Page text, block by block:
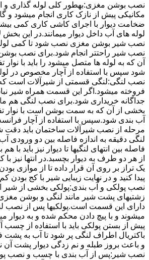
نصب بوشن مغزی:بهطور کلی لوله گذاری و
مکانیکی پیش از نازک کاری انجام میشود و
ضخامت دیوار با اجرای کاشی کاری کمی
لوله های آب داخل دیوار میمانند.در این
نصب شیر بوشن مغزی نصب شود تا کمی لوله
نصب شیر راحتتر انجام شود.برای نصب
آن که به لوله ها متصل میشود را باید با نوار
شود سپس با استفاده از آچار مخصوص در
نصب لنگی:لنگی قسمتی از شیرآلات است که
فروخته میشود.اگر این قسمت همراه شیر
جداگانه خریداری شود.برای نصب لنگی هم
بخشی از آن که به سمت بوشن است با نوار
آب بندی شود.سپس با استفاده از آچار
مرحله از نصب شیرآلات ساختمان باید دقت
لنگی دقیقه به اندازه فاصله بین دو ورودی
فاصله بین انتهای لنگیها تا دیوار نیز باید با
از هر دو طرف به دیوار بچسبد.در انتها نیز
یک تراز بر روی آن قرار داده تا از موازی بودن
پیدا کنید و در نهایت زیبایی شیر با کج بودن
نصب پولکی و آب بندی:پولکی بخشی از شیر
زشتیهای پشت شیر مانند لنگی و بوشن
دارای این قسمت است.پولکیها پس از نصب
میشوند و با پیچ دادن محکم شده و به دیوار
پیش از بستن پولکی باید با استفاده از چسب
باکتریال اطراف لنگی پر شود تا آب به پشت
و باعث بروز طبله و نم زدگی دیوار پشت آن
نصب شیر:پس از آب بندی با چسب و نصب